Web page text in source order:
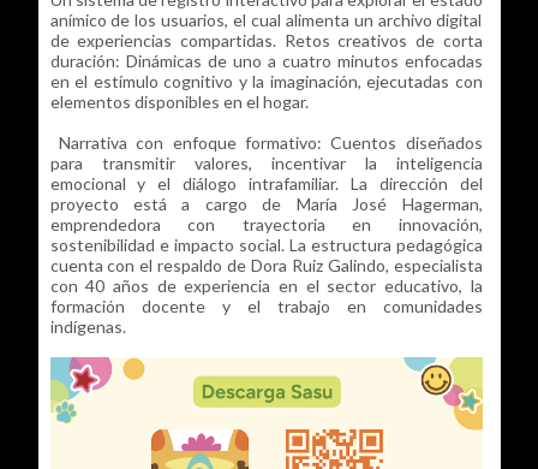
anímico de los usuarios, el cual alimenta un archivo digital
de experiencias compartidas. Retos creativos de corta
duración: Dinámicas de uno a cuatro minutos enfocadas
en el estímulo cognitivo y la imaginación, ejecutadas con
elementos disponibles en el hogar.
Narrativa con enfoque formativo: Cuentos diseñados
para transmitir valores, incentivar la inteligencia
emocional y el diálogo intrafamiliar. La dirección del
proyecto está a cargo de María José Hagerman,
emprendedora con trayectoria en innovación,
sostenibilidad e impacto social. La estructura pedagógica
cuenta con el respaldo de Dora Ruiz Galindo, especialista
con 40 años de experiencia en el sector educativo, la
formación docente y el trabajo en comunidades
indígenas.